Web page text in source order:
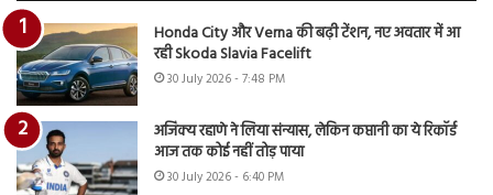
Honda City और Verna की बढ़ी टेंशन, नए अवतार में आ
रही Skoda Slavia Facelift
30 July 2026 - 7:48 PM
अजिंक्य रहाणे ने लिया संन्यास, लेकिन कप्तानी का ये रिकॉर्ड
आज तक कोई नहीं तोड़ पाया
30 July 2026 - 6:40 PM